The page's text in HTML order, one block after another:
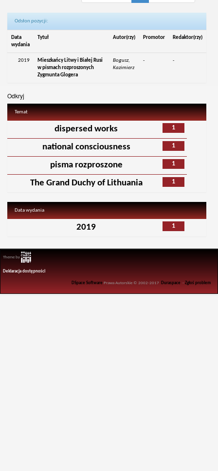
Odsłon pozycji:
Data
wydania
Tytuł Autor(rzy) Promotor Redaktor(rzy)
2019
Mieszkańcy Litwy i Białej Rusi
w pismach rozproszonych
Zygmunta Glogera
Bogusz,
Kazimierz
- -
Odkryj
Temat
1
dispersed works
1
national consciousness
1
pisma rozproszone
1
The Grand Duchy of Lithuania
Data wydania
1
2019
Theme by
Deklaracja dostępności
DSpace Software Prawa Autorskie © 2002-2017 Duraspace -Zgłoś problem